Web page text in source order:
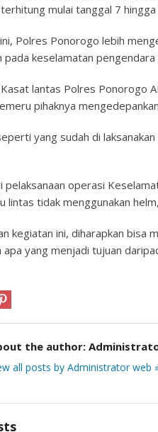
mulai tanggal 7
Polres Ponorogo lebih
pada keselamatan pengendara
lantas Polres Ponorogo
pihaknya
yang sudah di
pelaksanaan operasi
lintas tidak menggunakan
kegiatan ini, diharapkan bisa
apa yang menjadi tujuan
the author:
all posts by Administrator web